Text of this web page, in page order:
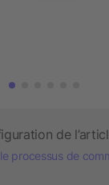
de
processus de